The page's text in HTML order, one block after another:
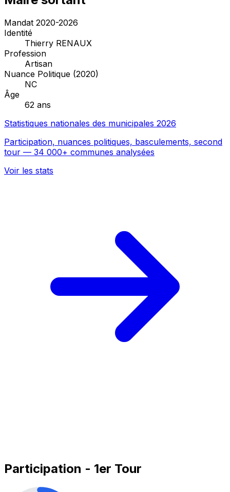
Mandat 2020-2026
Identité
Thierry RENAUX
Profession
Artisan
Nuance Politique (2020)
NC
Âge
62 ans
Statistiques nationales des municipales 2026
Participation, nuances politiques, basculements, second
tour — 34 000+ communes analysées
Voir les stats
Participation - 1er Tour